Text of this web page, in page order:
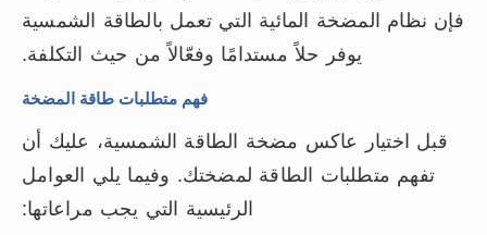
فإن نظام المضخة المائية التي تعمل بالطاقة الشمسية
يوفر حلاً مستدامًا وفعّالاً من حيث التكلفة.
فهم متطلبات طاقة المضخة
قبل اختيار عاكس مضخة الطاقة الشمسية، عليك أن
تفهم متطلبات الطاقة لمضختك. وفيما يلي العوامل
الرئيسية التي يجب مراعاتها: